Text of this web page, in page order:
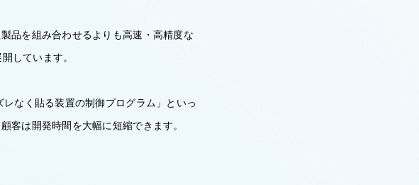
品を組み合わせるよりも高速・高精度な
しています。
なく貼る装置の制御プログラム」といっ
客は開発時間を大幅に短縮できます。